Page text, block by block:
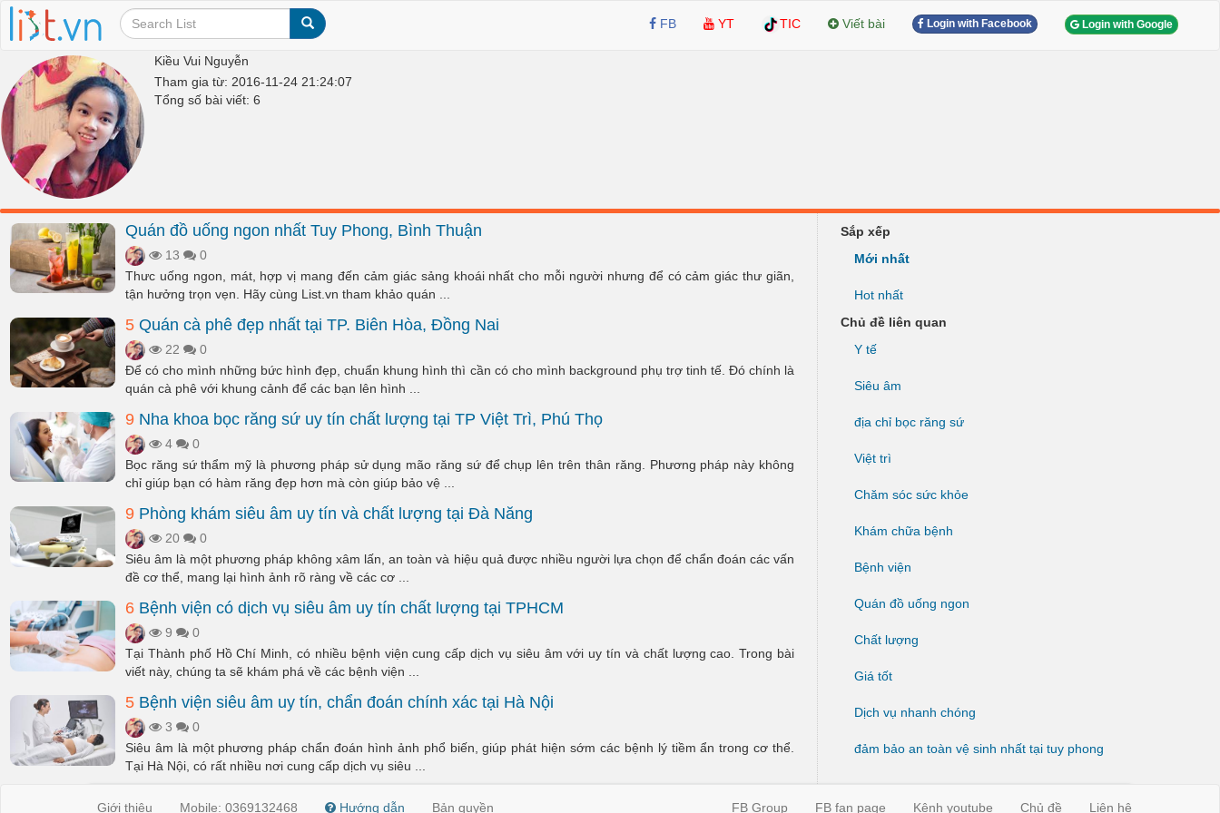
FB YT TIC Viết bài Login with Facebook Login with Google
Kiều Vui Nguyễn
Tham gia từ: 2016-11-24 21:24:07
Tổng số bài viết: 6
Quán đồ uống ngon nhất Tuy Phong, Bình Thuận
13
0
Thưc uống ngon, mát, hợp vị mang đến cảm giác sảng khoái nhất cho mỗi người nhưng để có cảm giác thư giãn,
tận hưởng trọn vẹn. Hãy cùng List.vn tham khảo quán ...
5 Quán cà phê đẹp nhất tại TP. Biên Hòa, Đồng Nai
22
0
Để có cho mình những bức hình đẹp, chuẩn khung hình thì cần có cho mình background phụ trợ tinh tế. Đó chính là
quán cà phê với khung cảnh để các bạn lên hình ...
9 Nha khoa bọc răng sứ uy tín chất lượng tại TP Việt Trì, Phú Thọ
4
0
Bọc răng sứ thẩm mỹ là phương pháp sử dụng mão răng sứ để chụp lên trên thân răng. Phương pháp này không
chỉ giúp bạn có hàm răng đẹp hơn mà còn giúp bảo vệ ...
9 Phòng khám siêu âm uy tín và chất lượng tại Đà Nẵng
20
0
Siêu âm là một phương pháp không xâm lấn, an toàn và hiệu quả được nhiều người lựa chọn để chẩn đoán các vấn
đề cơ thể, mang lại hình ảnh rõ ràng về các cơ ...
6 Bệnh viện có dịch vụ siêu âm uy tín chất lượng tại TPHCM
9
0
Tại Thành phố Hồ Chí Minh, có nhiều bệnh viện cung cấp dịch vụ siêu âm với uy tín và chất lượng cao. Trong bài
viết này, chúng ta sẽ khám phá về các bệnh viện ...
5 Bệnh viện siêu âm uy tín, chẩn đoán chính xác tại Hà Nội
3
0
Siêu âm là một phương pháp chẩn đoán hình ảnh phổ biến, giúp phát hiện sớm các bệnh lý tiềm ẩn trong cơ thể.
Tại Hà Nội, có rất nhiều nơi cung cấp dịch vụ siêu ...
Sắp xếp
Mới nhất
Hot nhất
Chủ đề liên quan
Y tế
Siêu âm
địa chỉ bọc răng sứ
Việt trì
Chăm sóc sức khỏe
Khám chữa bệnh
Bệnh viện
Quán đồ uống ngon
Chất lượng
Giá tốt
Dịch vụ nhanh chóng
đảm bảo an toàn vệ sinh nhất tại tuy phong
Giới thiệu Mobile: 0369132468 Hướng dẫn Bản quyền FB Group FB fan page Kênh youtube Chủ đề Liên hệ